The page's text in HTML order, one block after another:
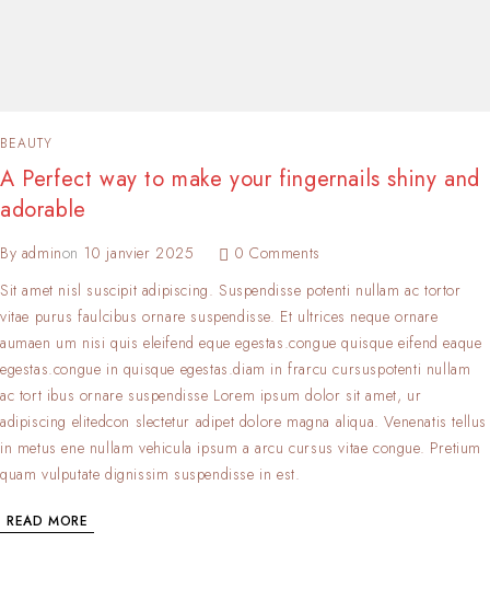
BEAUTY
A Perfect way to make your fingernails shiny and
adorable
By adminon 10 janvier 2025
0 Comments
Sit amet nisl suscipit adipiscing. Suspendisse potenti nullam ac tortor
vitae purus faulcibus ornare suspendisse. Et ultrices neque ornare
aumaen um nisi quis eleifend eque egestas.congue quisque eifend eaque
egestas.congue in quisque egestas.diam in frarcu cursuspotenti nullam
ac tort ibus ornare suspendisse Lorem ipsum dolor sit amet, ur
adipiscing elitedcon slectetur adipet dolore magna aliqua. Venenatis tellus
in metus ene nullam vehicula ipsum a arcu cursus vitae congue. Pretium
quam vulputate dignissim suspendisse in est.
READ MORE